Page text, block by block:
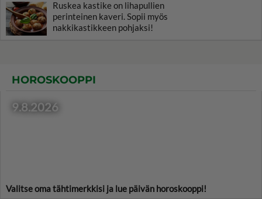
Ruskea kastike on lihapullien
perinteinen kaveri. Sopii myös
nakkikastikkeen pohjaksi!
HOROSKOOPPI
9.8.2026
Valitse oma tähtimerkkisi ja lue päivän horoskooppi!